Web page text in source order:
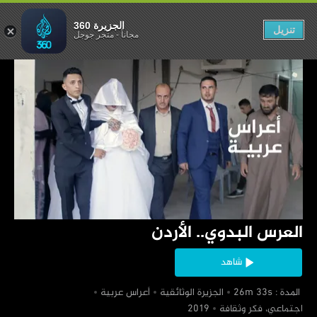
‏العرس البدوي.. الأردن
شاهد
‏ المدة : 26m 33s
‏الجزيرة الوثائقية
‏أعراس عربية
‏اجتماعي، فكر وثقافة
البدوي.. الأردن
الجزيرة 360
مجاناً-متجر جوجل تنزيل